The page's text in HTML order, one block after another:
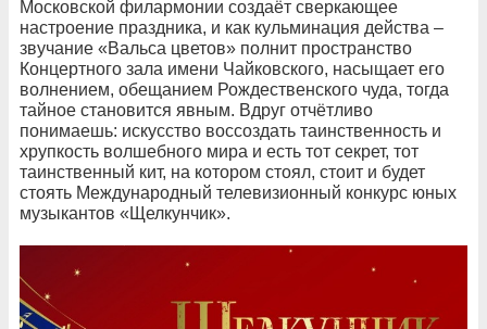
Московской филармонии создаёт сверкающее
настроение праздника, и как кульминация действа –
звучание «Вальса цветов» полнит пространство
Концертного зала имени Чайковского, насыщает его
волнением, обещанием Рождественского чуда, тогда
тайное становится явным. Вдруг отчётливо
понимаешь: искусство воссоздать таинственность и
хрупкость волшебного мира и есть тот секрет, тот
таинственный кит, на котором стоял, стоит и будет
стоять Международный телевизионный конкурс юных
музыкантов «Щелкунчик».